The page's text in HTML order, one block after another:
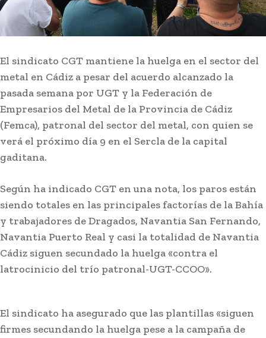
Carnaval
Selu García Cossío regresa al
Teatro Pemán con ‘Universo
Cádi’
El sindicato CGT mantiene la huelga en el sector del
metal en Cádiz a pesar del acuerdo alcanzado la
pasada semana por UGT y la Federación de
Empresarios del Metal de la Provincia de Cádiz
(Femca), patronal del sector del metal, con quien se
verá el próximo día 9 en el Sercla de la capital
gaditana.
Según ha indicado CGT en una nota, los paros están
siendo totales en las principales factorías de la Bahía
y trabajadores de Dragados, Navantia San Fernando,
Navantia Puerto Real y casi la totalidad de Navantia
Cádiz siguen secundado la huelga «contra el
latrocinicio del trío patronal-UGT-CCOO».
El sindicato ha asegurado que las plantillas «siguen
firmes secundando la huelga pese a la campaña de